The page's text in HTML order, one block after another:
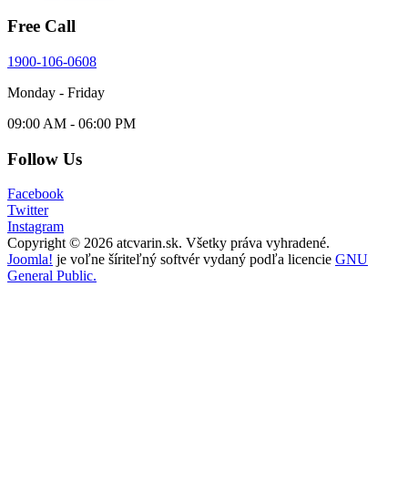
Free Call
1900-106-0608
Monday - Friday
09:00 AM - 06:00 PM
Follow Us
Facebook
Twitter
Instagram
Copyright © 2026 atcvarin.sk. Všetky práva vyhradené.
Joomla! je voľne šíriteľný softvér vydaný podľa licencie GNU
General Public.